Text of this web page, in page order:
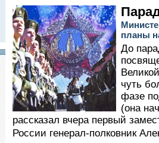
планы
До
чуть
фазе
(она
рассказал вчера первый
России генерал-полковник